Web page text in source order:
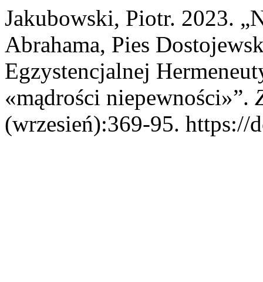
Jakubowski, Piotr. 2023.
Abrahama, Pies
Egzystencjalnej
«mądrości niepewności»”.
(wrzesień):369-95. https://